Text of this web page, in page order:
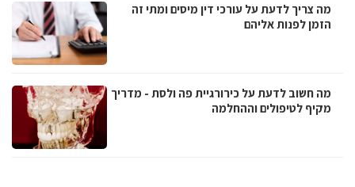
מה צריך לדעת על עורכי דין מיסים ומתי זה
הזמן לפנות אליהם
מה חשוב לדעת על כירורגיית פה ולסת - מדריך
מקיף לטיפולים וההחלמה